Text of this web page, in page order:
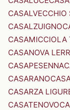
CASALVECCHIO
CASALZUIGNO
CASAMICCIOLA
CASANOVA
CASAPESENNA
CASARANO
CASARZA
CASATENOVO